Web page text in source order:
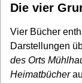
Die vier
Vier Bücher
Darstellungen
des Orts
Heimatbücher